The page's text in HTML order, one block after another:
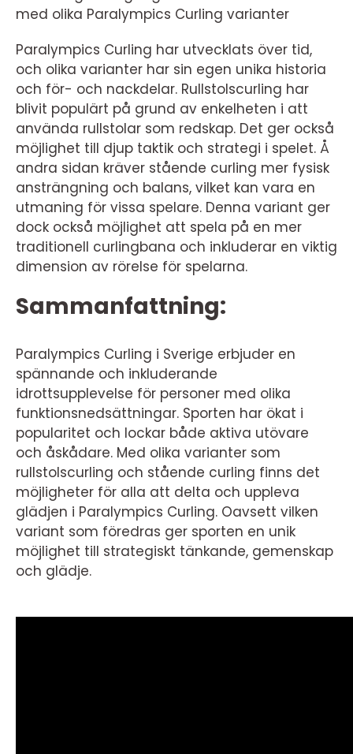
med olika Paralympics Curling varianter
Paralympics Curling har utvecklats över tid,
och olika varianter har sin egen unika historia
och för- och nackdelar. Rullstolscurling har
blivit populärt på grund av enkelheten i att
använda rullstolar som redskap. Det ger också
möjlighet till djup taktik och strategi i spelet. Å
andra sidan kräver stående curling mer fysisk
ansträngning och balans, vilket kan vara en
utmaning för vissa spelare. Denna variant ger
dock också möjlighet att spela på en mer
traditionell curlingbana och inkluderar en viktig
dimension av rörelse för spelarna.
Sammanfattning:
Paralympics Curling i Sverige erbjuder en
spännande och inkluderande
idrottsupplevelse för personer med olika
funktionsnedsättningar. Sporten har ökat i
popularitet och lockar både aktiva utövare
och åskådare. Med olika varianter som
rullstolscurling och stående curling finns det
möjligheter för alla att delta och uppleva
glädjen i Paralympics Curling. Oavsett vilken
variant som föredras ger sporten en unik
möjlighet till strategiskt tänkande, gemenskap
och glädje.